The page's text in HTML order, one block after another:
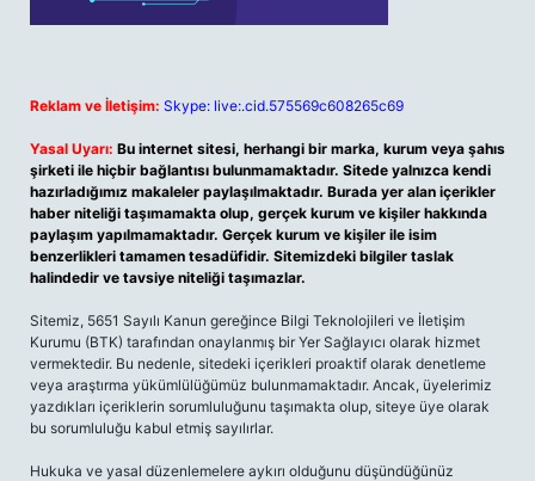
Reklam ve İletişim: Skype: live:.cid.575569c608265c69
Yasal Uyarı: Bu internet sitesi, herhangi bir marka, kurum veya şahıs
şirketi ile hiçbir bağlantısı bulunmamaktadır. Sitede yalnızca kendi
hazırladığımız makaleler paylaşılmaktadır. Burada yer alan içerikler
haber niteliği taşımamakta olup, gerçek kurum ve kişiler hakkında
paylaşım yapılmamaktadır. Gerçek kurum ve kişiler ile isim
benzerlikleri tamamen tesadüfidir. Sitemizdeki bilgiler taslak
halindedir ve tavsiye niteliği taşımazlar.
Sitemiz, 5651 Sayılı Kanun gereğince Bilgi Teknolojileri ve İletişim
Kurumu (BTK) tarafından onaylanmış bir Yer Sağlayıcı olarak hizmet
vermektedir. Bu nedenle, sitedeki içerikleri proaktif olarak denetleme
veya araştırma yükümlülüğümüz bulunmamaktadır. Ancak, üyelerimiz
yazdıkları içeriklerin sorumluluğunu taşımakta olup, siteye üye olarak
bu sorumluluğu kabul etmiş sayılırlar.
Hukuka ve yasal düzenlemelere aykırı olduğunu düşündüğünüz